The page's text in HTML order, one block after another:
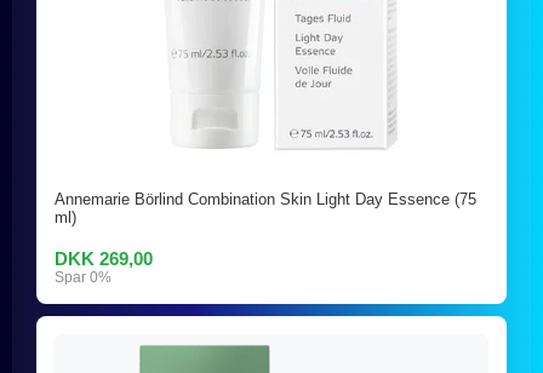
Annemarie Börlind Combination Skin Light Day Essence (75
ml)
DKK 269,00
Spar 0%